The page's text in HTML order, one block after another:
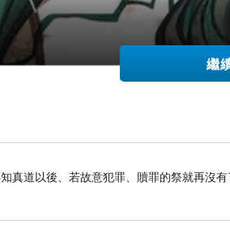
繼
真道以後、若故意犯罪、贖罪的祭就再沒